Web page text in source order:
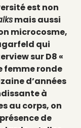
est non
mais aussi
microcosme,
qui
sur D8 «
femme ronde
d’années
à
au corps, on
de